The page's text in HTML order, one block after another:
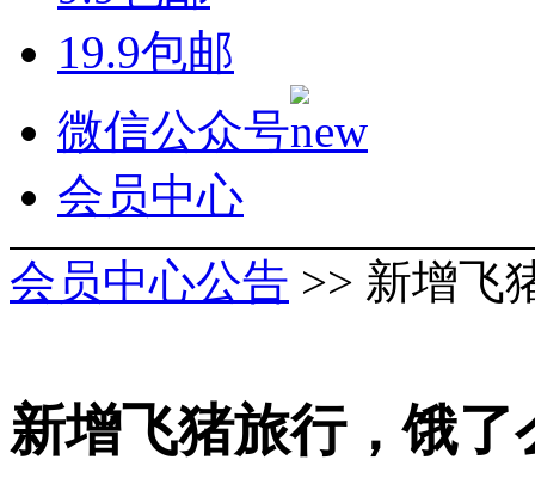
19.9包邮
微信公众号
会员中心
会员中心公告 >> 新增飞
新增飞猪旅行，饿